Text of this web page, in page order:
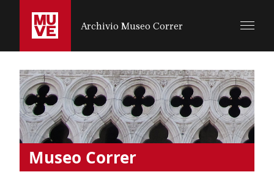
SALTA AL CONTENUTO PRINCIPALE
Archivio Museo Correr
Museo Correr